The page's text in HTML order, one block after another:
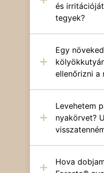
és
tegyek?
Egy
ellenőrizni a
Levehetem
nyakörvet?
Hova